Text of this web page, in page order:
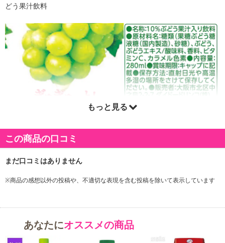
どう果汁飲料
注意事項
もっと見る
この商品の口コミ
※商品の感想以外の投稿や、不適切な表現を含む投稿を除いて表示しています
あなたにオススメの商品